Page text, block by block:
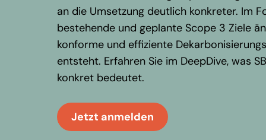
an die Umsetzung deutlich konkreter. Im
bestehende und geplante Scope 3 Ziele
konforme und effiziente
entsteht. Erfahren Sie im DeepDive, was
konkret bedeutet.
Jetzt anmelden